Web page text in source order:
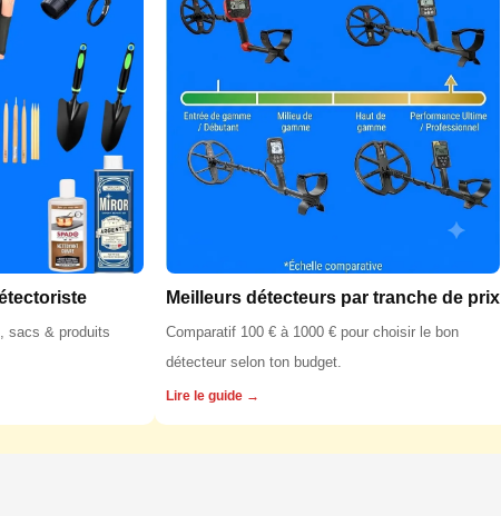
sacs & produits
Meilleurs détecteurs par tranche de prix
Comparatif 100 € à 1000 € pour choisir le bon
détecteur selon ton budget.
Lire le guide →